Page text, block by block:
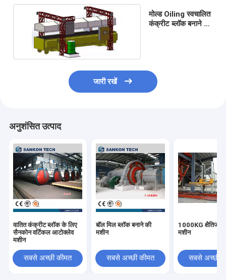
मोल्ड Oiling स्वचालित
कंक्रीट ब्लॉक बनाने की
जारी रखें
अनुशंसित उत्पाद
वातित कंक्रीट ब्लॉक के लिए
सैनकोन वर्टिकल आटोक्लेव
मशीन
सबसे अच्छी कीमत
बॉल मिल ब्लॉक बनाने की
मशीन
सबसे अच्छी कीमत
1000KG क्षैतिज
मशीन
सबसे अच्छी